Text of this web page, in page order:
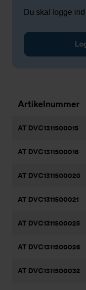
Du skal logge
Artikelnummer
AT DVC1311500015
AT DVC1311500016
AT DVC1311500020
AT DVC1311500021
AT DVC1311500025
AT DVC1311500026
AT DVC1311500032